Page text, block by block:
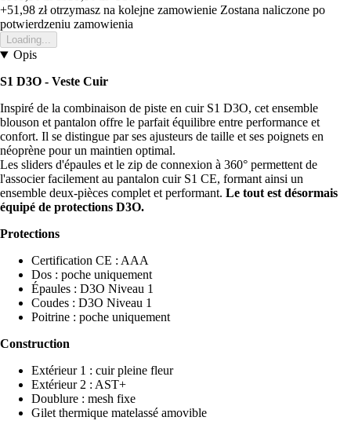
+51,98 złotrzymasz na kolejne zamowienie Zostana naliczone po
potwierdzeniu zamowienia
Loading...
Opis
S1 D3O - Veste Cuir
Inspiré de la combinaison de piste en cuir S1 D3O, cet ensemble
blouson et pantalon offre le parfait équilibre entre performance et
confort. Il se distingue par ses ajusteurs de taille et ses poignets en
néoprène pour un maintien optimal.
Les sliders d'épaules et le zip de connexion à 360° permettent de
l'associer facilement au pantalon cuir S1 CE, formant ainsi un
ensemble deux-pièces complet et performant. Le tout est désormais
équipé de protections D3O.
Protections
Certification CE : AAA
Dos : poche uniquement
Épaules : D3O Niveau 1
Coudes : D3O Niveau 1
Poitrine : poche uniquement
Construction
Extérieur 1 : cuir pleine fleur
Extérieur 2 : AST+
Doublure : mesh fixe
Gilet thermique matelassé amovible